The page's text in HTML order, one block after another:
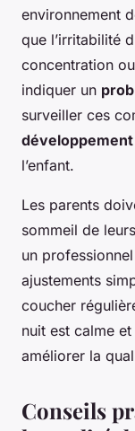
environnement
que l’irritabilité
concentration
indiquer un
surveiller ces
développement
l’enfant.
Les parents
sommeil de
un
ajustements
coucher
nuit est calme
améliorer la
Conseils